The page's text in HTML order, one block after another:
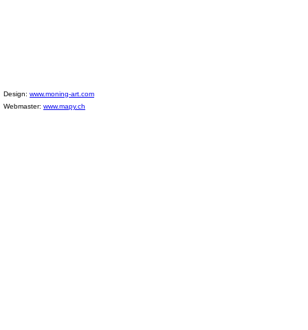
Design: www.moning-art.com
Webmaster: www.mapy.ch